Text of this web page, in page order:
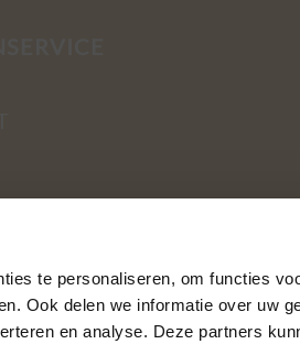
te personaliseren, om functies
Ook delen we informatie over uw
en analyse. Deze partners